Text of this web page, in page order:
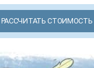
РАССЧИТАТЬ СТОИМОСТЬ